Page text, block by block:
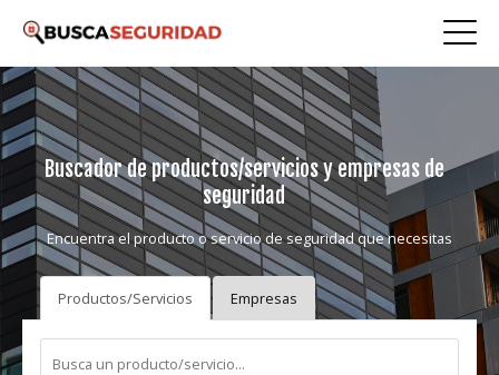
Buscador de productos/servicios y empresas de
seguridad
Encuentra el producto o servicio de seguridad que necesitas
Productos/Servicios Empresas